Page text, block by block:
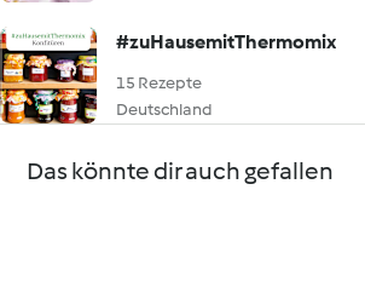
#zuHausemitThermomix
15 Rezepte
Deutschland
Das könnte dir auch gefallen